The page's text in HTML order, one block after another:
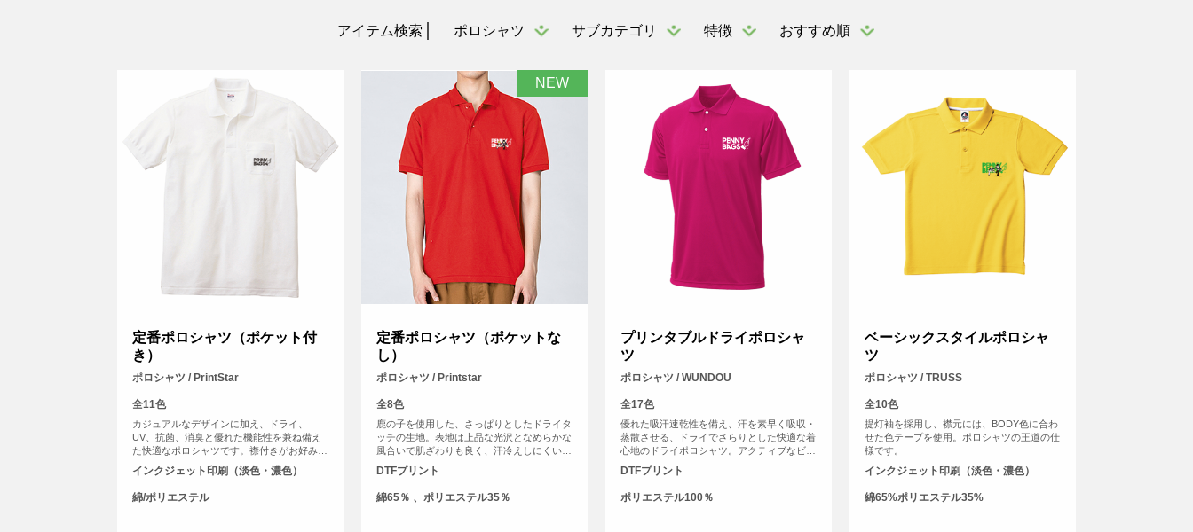
アイテム検索 ポロシャツ サブカテゴリ 特徴 おすすめ順
定番ポロシャツ（ポケット付
き）
ポロシャツ / PrintStar
全11色
カジュアルなデザインに加え、ドライ、
UV、抗菌、消臭と優れた機能性を兼ね備え
た快適なポロシャツです。襟付きがお好みの
方におすすめです。 豊富なカラーバリエー
ションで、カジュアルからビジネスまで幅広
いシーンで活躍します！
インクジェット印刷（淡色・濃色）
綿/ポリエステル
NEW
定番ポロシャツ（ポケットな
し）
ポロシャツ / Printstar
全8色
鹿の子を使用した、さっぱりとしたドライタ
ッチの生地。表地は上品な光沢となめらかな
風合いで肌ざわりも良く、汗冷えしにくいの
で快適なウェア。シワが付きにくく、乾きや
すい、繰り返し洗っても色落ちしにくいイー
ジーケアが何よりも魅力。 ※お客様の閲覧
環境により、商品の色が実際と異なって見え
DTFプリント
綿65％ 、ポリエステル35％
プリンタブルドライポロシャ
ツ
ポロシャツ / WUNDOU
全17色
優れた吸汗速乾性を備え、汗を素早く吸収・
蒸散させる、ドライでさらりとした快適な着
心地のドライポロシャツ。アクティブなビジ
ネスシーンやスポーツシーンでも、爽やかな
印象を保ちます。さらに、シルクのような滑
らかな肌触りも魅力。上品なルックスなが
ら、オンオフ問わず快適に着用いただけま
DTFプリント
ポリエステル100％
ベーシックスタイルポロシャ
ツ
ポロシャツ / TRUSS
全10色
提灯袖を採用し、襟元には、BODY色に合わ
せた色テープを使用。ポロシャツの王道の仕
様です。
インクジェット印刷（淡色・濃色）
綿65%ポリエステル35%